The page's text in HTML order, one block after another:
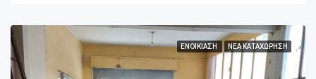
ΕΝΟΙΚΊΑΣΗ ΝΈΑ ΚΑΤΑΧΏΡΗΣΗ